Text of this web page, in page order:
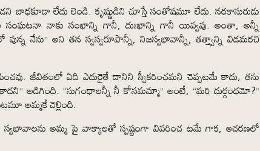
బాధకూడా లేదు లెండి. కృష్ణుడిని చూస్తే సంతోషమూ లేదు. నరకాసురుడు
సంఘటనా నాకు సంఖాన్ని గానీ, దుఃఖాన్ని గానీ యివ్వవు. అంతా, అన్నీ
నేను” అని తన స్వస్వరూపాన్నీ, నిజస్వభావాన్నీ, తత్త్వాన్ని విడమరచి
జీవితంలో ఏది ఎదురైతే దానిని స్వీకరించమని చెప్పటమే కాదు, తను
కాదని” అడిగింది. “సుగంధాలన్నీ నీ కోసమమ్మా” అంటే, “మరి దుర్గంధమో?”
అమ్మకే చెల్లింది.
స్వభావాలను అమ్మ పై వాక్యాలతో స్పష్టంగా వివరించ టమే గాక, ఆచరణలో